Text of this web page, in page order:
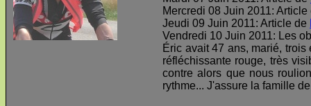
Mercredi 08 Juin 2011:
Jeudi 09 Juin 2011: Article de
Vendredi 10 Juin 2011: Les
Éric avait 47 ans, marié,
réfléchissante rouge, très
contre alors que nous
rythme... J'assure la famille